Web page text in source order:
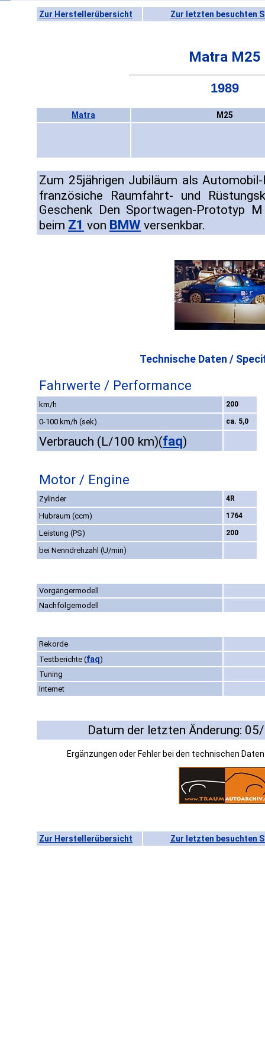
Zur Herstellerübersicht Zur letzten besuchten
Matra M25
1989
Matra M25
Zum 25jährigen Jubiläum als
französiche Raumfahrt- und
Geschenk Den Sportwagen-Prototyp
beim Z1 von BMW versenkbar.
Technische Daten /
Fahrwerte / Performance
km/h 200
0-100 km/h (sek) ca. 5,0
Verbrauch (L/100 km)(faq)
Motor / Engine
Zylinder 4R
Hubraum (ccm) 1764
Leistung (PS) 200
bei Nenndrehzahl (U/min)
Vorgängermodell
Nachfolgemodell
Rekorde
Testberichte (faq)
Tuning
Internet
Datum der letzten Änderung:
Ergänzungen oder Fehler bei den technischen
Zur Herstellerübersicht Zur letzten besuchten